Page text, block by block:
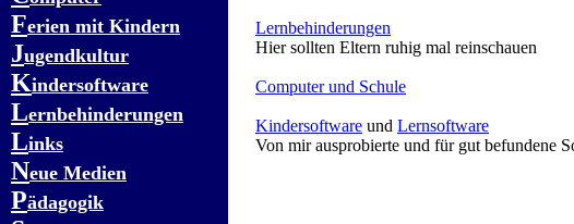
Ferien mit Kindern
Jugendkultur
Kindersoftware
Lernbehinderungen
Links
Neue Medien
Pädagogik
Lernbehinderungen
Hier sollten Eltern ruhig mal reinschauen
Computer und Schule
Kindersoftware und Lernsoftware
Von mir ausprobierte und für gut befundene